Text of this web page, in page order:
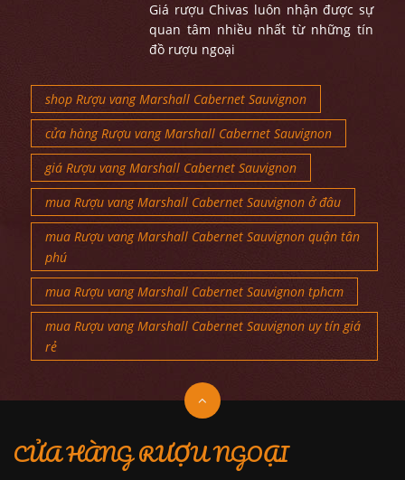
Giá rượu Chivas luôn nhận được sự
quan tâm nhiều nhất từ những tín
đồ rượu ngoại
shop Rượu vang Marshall Cabernet Sauvignon
cửa hàng Rượu vang Marshall Cabernet Sauvignon
giá Rượu vang Marshall Cabernet Sauvignon
mua Rượu vang Marshall Cabernet Sauvignon ở đâu
mua Rượu vang Marshall Cabernet Sauvignon quận tân
phú
mua Rượu vang Marshall Cabernet Sauvignon tphcm
mua Rượu vang Marshall Cabernet Sauvignon uy tín giá
rẻ
CỬA HÀNG RƯỢU NGOẠI